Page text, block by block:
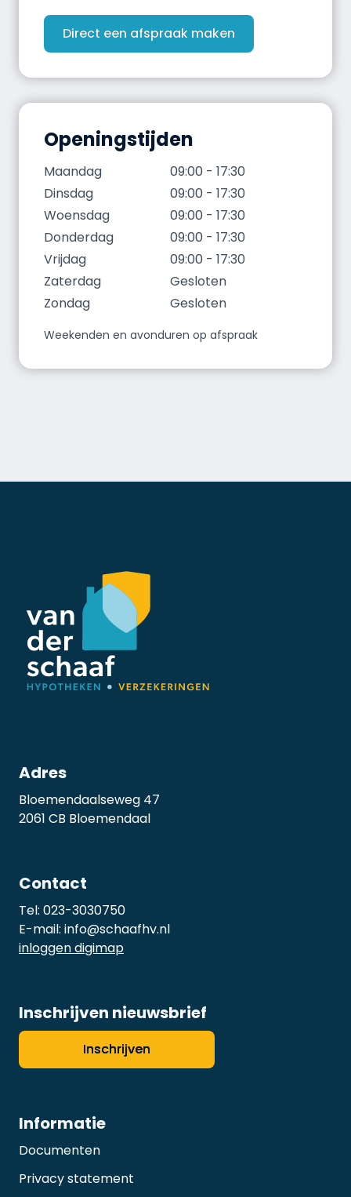
Direct een afspraak maken
Openingstijden
Maandag
09:00 - 17:30
Dinsdag
09:00 - 17:30
Woensdag
09:00 - 17:30
Donderdag
09:00 - 17:30
Vrijdag
09:00 - 17:30
Zaterdag
Gesloten
Zondag
Gesloten
Weekenden en avonduren op afspraak
Adres
Bloemendaalseweg 47
2061 CB Bloemendaal
Contact
Tel: 023-3030750
E-mail: info@schaafhv.nl
inloggen digimap
Inschrijven nieuwsbrief
Inschrijven
Informatie
Documenten
Privacy statement